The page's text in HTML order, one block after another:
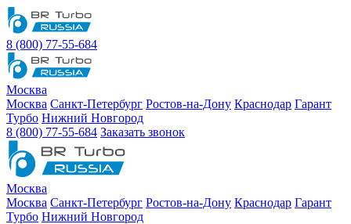
8 (800) 77-55-684
Москва
Москва Санкт-Петербург Ростов-на-Дону Краснодар Гарант
Турбо Нижний Новгород
8 (800) 77-55-684 Заказать звонок
Москва
Москва Санкт-Петербург Ростов-на-Дону Краснодар Гарант
Турбо Нижний Новгород